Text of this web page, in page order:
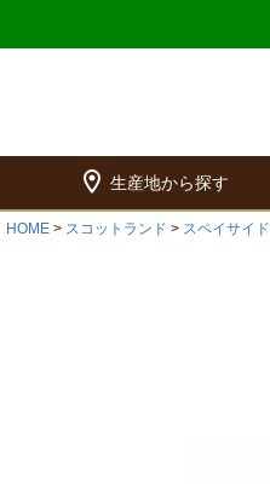
location_on 生産地から探す
HOME スコットランド スペイサイド